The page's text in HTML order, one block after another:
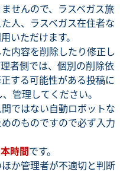
せんので、ラスベガス旅
人、ラスベガス在住者な
いただけます。
内容を削除したり修正し
者側では、個別の削除依
する可能性がある投稿に
管理してください。
ではない自動ロボットな
のものですので必ず入力
時間です。
か管理者が不適切と判断